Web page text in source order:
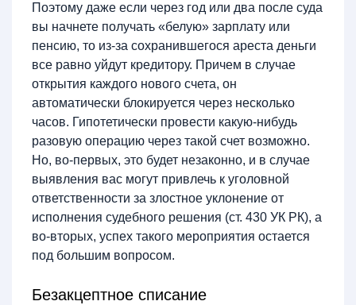
Поэтому даже если через год или два после суда
вы начнете получать «белую» зарплату или
пенсию, то из-за сохранившегося ареста деньги
все равно уйдут кредитору. Причем в случае
открытия каждого нового счета, он
автоматически блокируется через несколько
часов. Гипотетически провести какую-нибудь
разовую операцию через такой счет возможно.
Но, во-первых, это будет незаконно, и в случае
выявления вас могут привлечь к уголовной
ответственности за злостное уклонение от
исполнения судебного решения (ст. 430 УК РК), а
во-вторых, успех такого мероприятия остается
под большим вопросом.
Безакцептное списание